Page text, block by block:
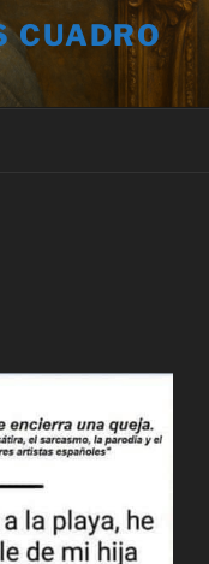
CUADRO